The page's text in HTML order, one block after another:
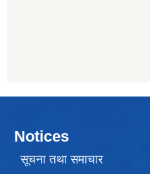
Notices
सूचना तथा समाचार